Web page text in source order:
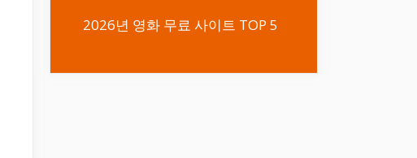
2026년 영화 무료 사이트 TOP 5